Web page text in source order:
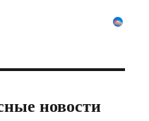
новости